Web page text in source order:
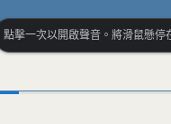
點擊一次以開啟聲音。將滑鼠懸停